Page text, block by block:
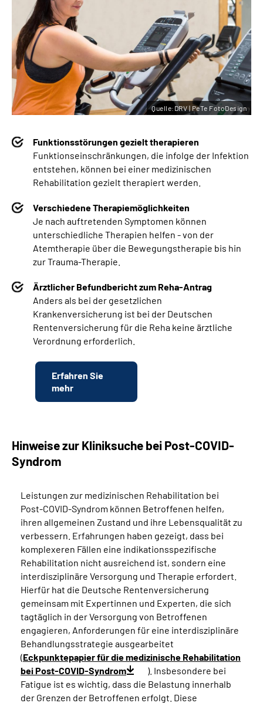
Funktionsstörungen gezielt therapieren
Funktionseinschränkungen, die infolge der Infektion
entstehen, können bei einer medizinischen
Rehabilitation gezielt therapiert werden.
Verschiedene Therapiemöglichkeiten
Je nach auftretenden Symptomen können
unterschiedliche Therapien helfen - von der
Atemtherapie über die Bewegungstherapie bis hin
zur Trauma-Therapie.
Ärztlicher Befundbericht zum Reha-Antrag
Anders als bei der gesetzlichen
Krankenversicherung ist bei der Deutschen
Rentenversicherung für die Reha keine ärztliche
Verordnung erforderlich.
Erfahren Sie
mehr
Quelle:DRV | PeTe FotoDesign
Hinweise zur Kliniksuche bei Post-COVID-
Syndrom
Leistungen zur medizinischen Rehabilitation bei
Post-COVID-Syndrom können Betroffenen helfen,
ihren allgemeinen Zustand und ihre Lebensqualität zu
verbessern. Erfahrungen haben gezeigt, dass bei
komplexeren Fällen eine indikationsspezifische
Rehabilitation nicht ausreichend ist, sondern eine
interdisziplinäre Versorgung und Therapie erfordert.
Hierfür hat die Deutsche Rentenversicherung
gemeinsam mit Expertinnen und Experten, die sich
tagtäglich in der Versorgung von Betroffenen
engagieren, Anforderungen für eine interdisziplinäre
Behandlungsstrategie ausgearbeitet
(Eckpunktepapier für die medizinische Rehabilitation
bei Post-COVID-Syndrom
). Insbesondere bei
Fatigue ist es wichtig, dass die Belastung innerhalb
der Grenzen der Betroffenen erfolgt. Diese